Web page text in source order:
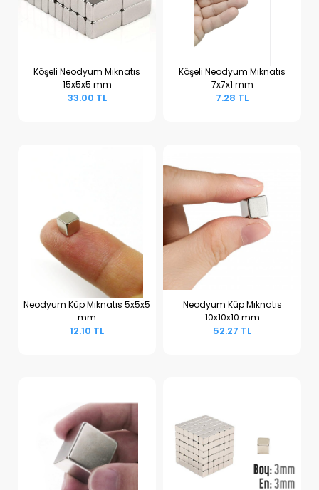
Sepete Ekle
Köşeli Neodyum Mıknatıs
15x5x5 mm
33.00 TL
Sepete Ekle
Köşeli Neodyum Mıknatıs
7x7x1 mm
7.28 TL
Sepete Ekle
Neodyum Küp Mıknatıs 5x5x5
mm
12.10 TL
Sepete Ekle
Neodyum Küp Mıknatıs
10x10x10 mm
52.27 TL